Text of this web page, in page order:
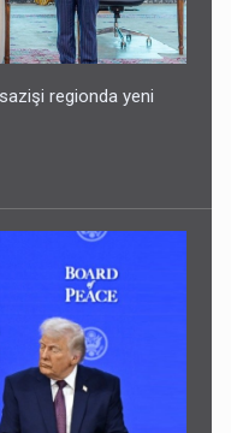
regionda yeni